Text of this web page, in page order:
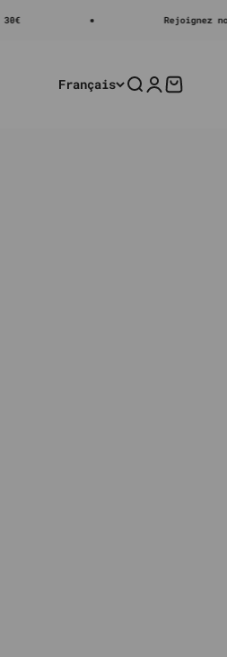
Rejoignez notre
Français Recherche
Connexion
Panier